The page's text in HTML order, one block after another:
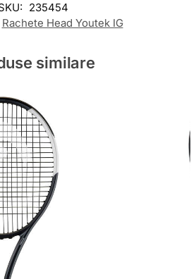
235454
Rachete Head Youtek IG
similare